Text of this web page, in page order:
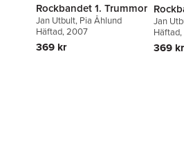
Rockbandet 1. Trummor
Jan Utbult, Pia Åhlund
Häftad, 2007
369 kr
Jan
Häftad
369 kr